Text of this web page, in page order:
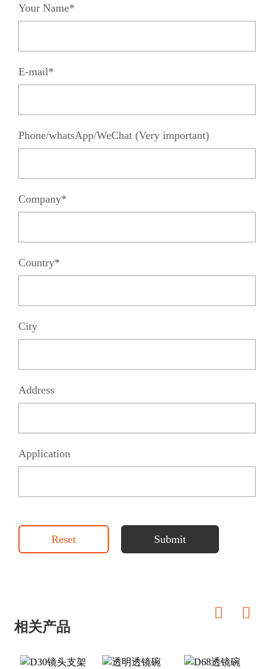
Your Name*
E-mail*
Phone/whatsApp/WeChat (Very important)
Company*
Country*
City
Address
Application
Reset Submit
相关产品